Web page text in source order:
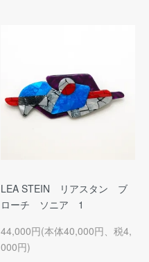
LEA STEIN リアスタン ブ
ローチ ソニア 1
44,000円(本体40,000円、税4,
000円)